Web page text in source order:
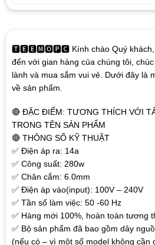
🆃🅴🅴🅼🅾🅿🅲 Kính chào Quý khách,
đến với gian hàng của chúng tôi,
lành và mua sắm vui vẻ. Dưới đây là
về sản phẩm.
🔴 ĐẶC ĐIỂM: TƯƠNG THÍCH VỚI
TRONG TÊN SẢN PHẨM
🔴 THÔNG SỐ KỸ THUẬT
✅ Điện áp ra: 14a
✅ Công suất: 280w
✅ Chân cắm: 6.0mm
✅ Điện áp vào(input): 100V – 240V
✅ Tần số làm việc: 50 -60 Hz
✅ Hàng mới 100%, hoàn toàn tương
✅ Bộ sản phẩm đã bao gồm dây
(nếu có – vì một số model không cần